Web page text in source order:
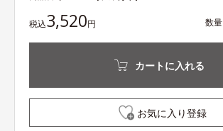
税込3,520円 数量
カートに入れる
お気に入り登録